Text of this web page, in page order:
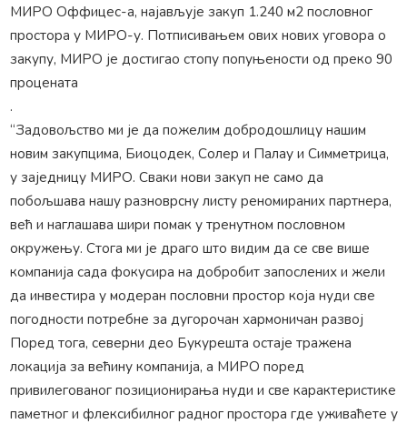
МИРО Оффицес-а, најављује закуп 1.240 м2 пословног
простора у МИРО-у. Потписивањем ових нових уговора о
закупу, МИРО је достигао стопу попуњености од преко 90
процената
.
“Задовољство ми је да пожелим добродошлицу нашим
новим закупцима, Биоцодек, Солер и Палау и Симметрица,
у заједницу МИРО. Сваки нови закуп не само да
побољшава нашу разноврсну листу реномираних партнера,
већ и наглашава шири помак у тренутном пословном
окружењу. Стога ми је драго што видим да се све више
компанија сада фокусира на добробит запослених и жели
да инвестира у модеран пословни простор која нуди све
погодности потребне за дугорочан хармоничан развој
Поред тога, северни део Букурешта остаје тражена
локација за већину компанија, а МИРО поред
привилегованог позиционирања нуди и све карактеристике
паметног и флексибилног радног простора где уживаћете у